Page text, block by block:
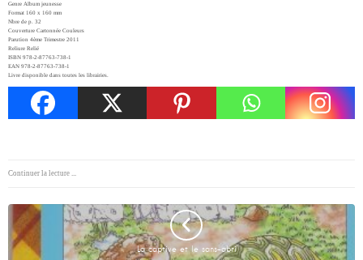
Genre Album jeunesse
Format 160 x 160 mm
Nbre de p. 32
Couverture Cartonnée Couleurs
Parution 4ème Trimestre 2011
Reliure Relié
ISBN 978-2-87763-738-1
EAN 978-2-87763-738-1
Livre disponible dans toutes les librairies.
Continuer la lecture ...
La captive et le sans-abri